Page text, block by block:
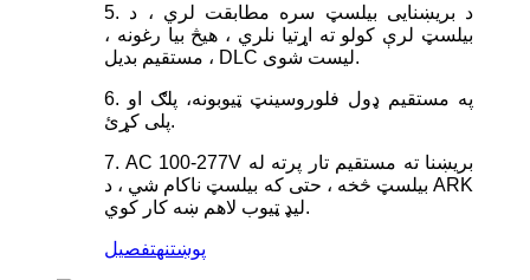
5. د بریښنایی بیلسټ سره مطابقت لري ، د
بیلسټ لرې کولو ته اړتیا نلري ، هیڅ بیا رغونه ،
مستقیم بدیل ، DLC لیست شوی.
6. په مستقیم ډول فلوروسینټ ټیوبونه، پلګ او
پلی کړئ.
7. AC 100-277V بریښنا ته مستقیم تار پرته له
بیلسټ څخه ، حتی که بیلسټ ناکام شي ، د ARK
لیډ ټیوب لاهم ښه کار کوي.
پوښتنهتفصیل